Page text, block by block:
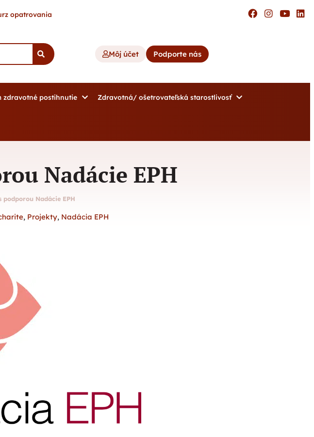
opatrovania
Môj účet
Podporte nás
zdravotné postihnutie Zdravotná/ ošetrovateľská starostlivosť
Nadácie EPH
podporou Nadácie EPH
, Projekty, Nadácia EPH